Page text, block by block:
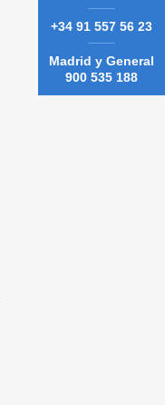
+34 91 557 56 23
Madrid y General
900 535 188